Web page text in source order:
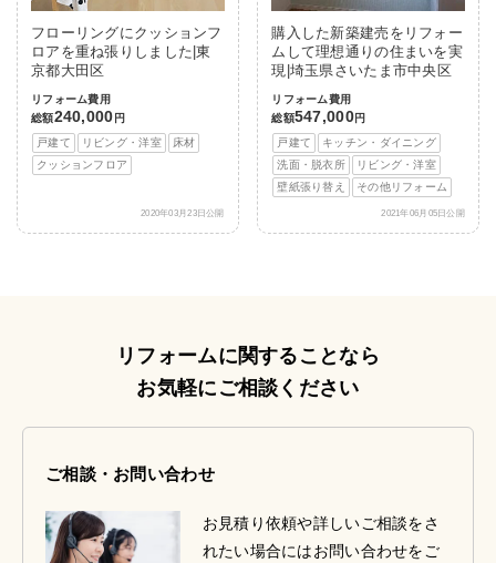
フローリングにクッションフ
ロアを重ね張りしました|東
京都大田区
リフォーム費用
総額240,000 円
戸建て
リビング・洋室
床材
クッションフロア
2020年03月23日公開
購入した新築建売をリフォー
ムして理想通りの住まいを実
現|埼玉県さいたま市中央区
リフォーム費用
総額547,000円
戸建て
キッチン・ダイニング
洗面・脱衣所
リビング・洋室
壁紙張り替え
その他リフォーム
2021年06月05日公開
リフォームに関することなら
お気軽にご相談ください
ご相談・お問い合わせ
お見積り依頼や詳しいご相談をさ
れたい場合にはお問い合わせをご